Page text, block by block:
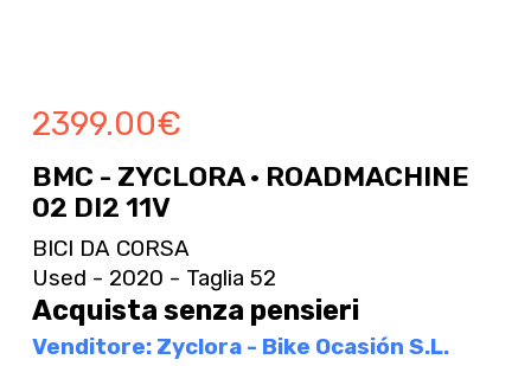
2399.00€
BMC - ZYCLORA · ROADMACHINE
02 DI2 11V
BICI DA CORSA
Used - 2020 - Taglia 52
Acquista senza pensieri
Venditore: Zyclora - Bike Ocasión S.L.